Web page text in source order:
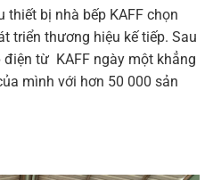
bị nhà bếp KAFF chọn
triển thương hiệu kế tiếp. Sau
từ KAFF ngày một khẳng
mình với hơn 50 000 sản